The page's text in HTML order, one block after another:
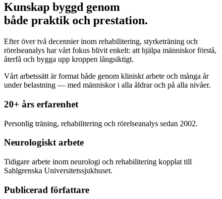
Kunskap byggd genom
både praktik och prestation.
Efter över två decennier inom rehabilitering, styrketräning och
rörelseanalys har vårt fokus blivit enkelt: att hjälpa människor förstå,
återfå och bygga upp kroppen långsiktigt.
Vårt arbetssätt är format både genom kliniskt arbete och många år
under belastning — med människor i alla åldrar och på alla nivåer.
20+ års erfarenhet
Personlig träning, rehabilitering och rörelseanalys sedan 2002.
Neurologiskt arbete
Tidigare arbete inom neurologi och rehabilitering kopplat till
Sahlgrenska Universitetssjukhuset.
Publicerad författare